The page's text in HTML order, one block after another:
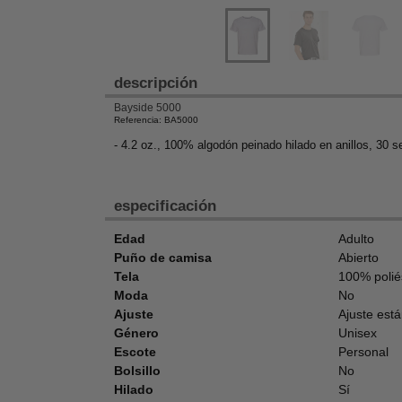
descripción
Bayside 5000
Referencia: BA5000
- 4.2 oz., 100% algodón peinado hilado en anillos, 30
especificación
Edad
Adulto
Puño de camisa
Abierto
Tela
100%
Moda
No
Ajuste
Ajuste
Género
Unisex
Escote
Personal
Bolsillo
No
Hilado
Sí